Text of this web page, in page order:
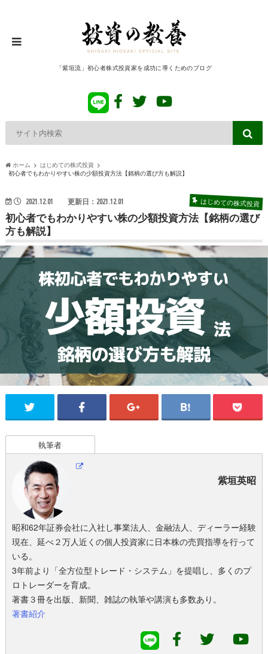
「紫垣流」初心者株式投資家を成功に導くためのブログ
ホーム
はじめての株式投資
初心者でもわかりやすい株の少額投資方法【銘柄の選び方も解説】
2021.12.01 更新日：2021.12.01 はじめての株式投資
初心者でもわかりやすい株の少額投資方法【銘柄の選び
方も解説】
執筆者
紫垣英昭
昭和62年証券会社に入社し事業法人、金融法人、ディーラー経験
現在、延べ２万人近くの個人投資家に日本株の売買指導を行って
いる。
3年前より「全方位型トレード・システム」を提唱し、多くのプ
ロトレーダーを育成。
著書３冊を出版、新聞、雑誌の執筆や講演も多数あり。
著書紹介